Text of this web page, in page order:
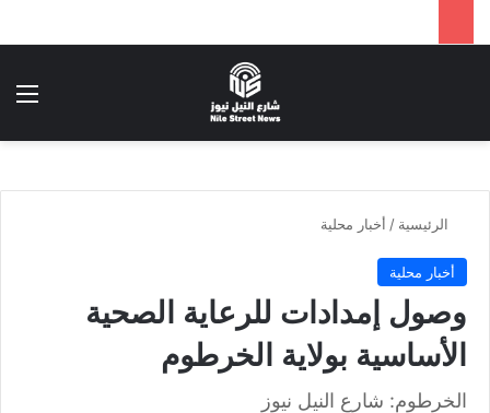
الرئيسية / أخبار محلية
أخبار محلية
وصول إمدادات للرعاية الصحية
الأساسية بولاية الخرطوم
الخرطوم: شارع النيل نيوز